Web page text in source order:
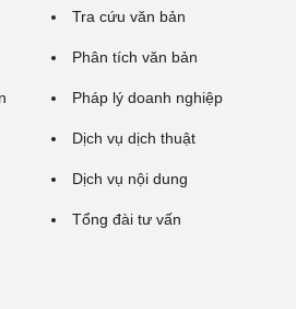
Tra cứu văn bản
Phân tích văn bản
Pháp lý doanh nghiệp
Dịch vụ dịch thuật
Dịch vụ nội dung
Tổng đài tư vấn